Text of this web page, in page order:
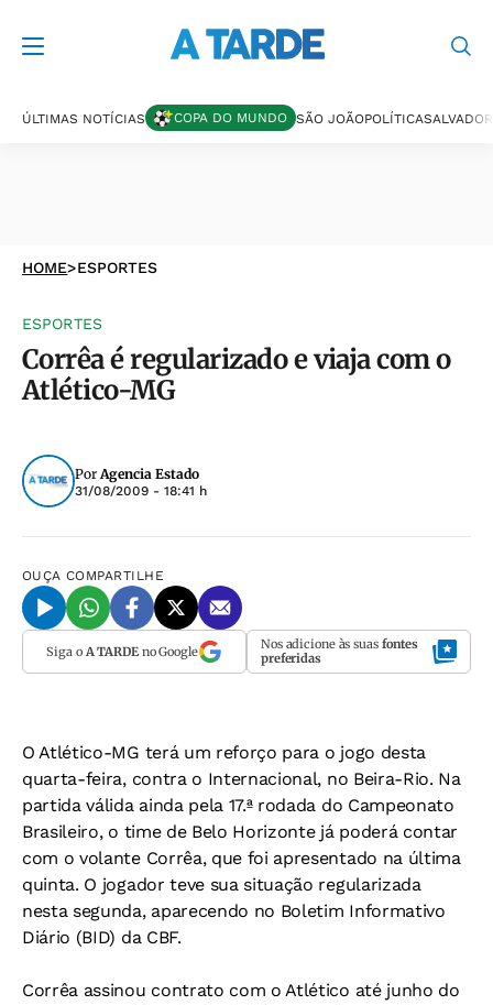
ÚLTIMAS NOTÍCIAS COPA DO MUNDO SÃO JOÃOPOLÍTICASALVADOR
HOME>ESPORTES
ESPORTES
Corrêa é regularizado e viaja com o
Atlético-MG
PorAgencia Estado
31/08/2009 - 18:41 h
OUÇA COMPARTILHE
Siga o A TARDEno Google Nos adicione às suas fontes
preferidas
O Atlético-MG terá um reforço para o jogo desta
quarta-feira, contra o Internacional, no Beira-Rio. Na
partida válida ainda pela 17.ª rodada do Campeonato
Brasileiro, o time de Belo Horizonte já poderá contar
com o volante Corrêa, que foi apresentado na última
quinta. O jogador teve sua situação regularizada
nesta segunda, aparecendo no Boletim Informativo
Diário (BID) da CBF.
Corrêa assinou contrato com o Atlético até junho do